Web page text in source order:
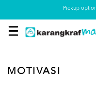
Pickup
MOTIVASI